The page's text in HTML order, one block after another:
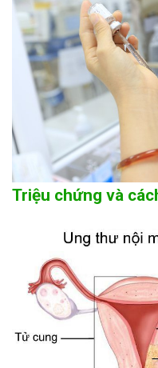
Triệu chứng và